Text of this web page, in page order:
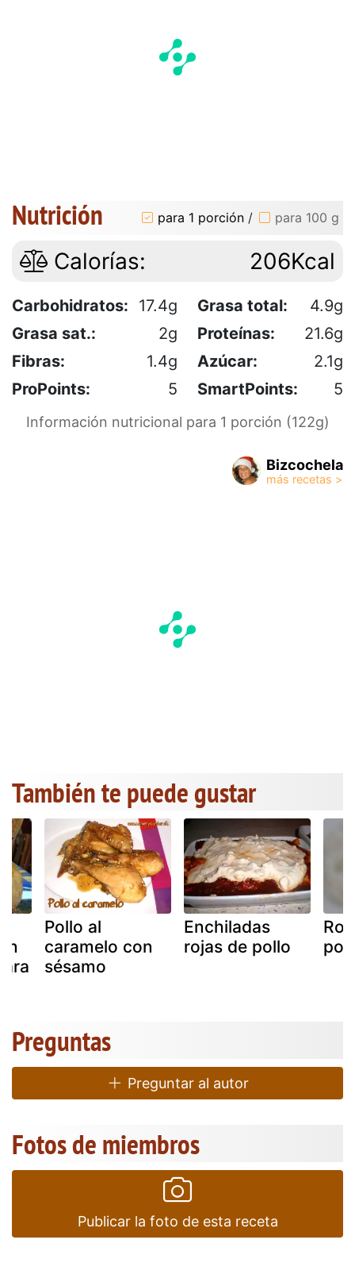
Nutrición para 1 porción / para 100 g
Calorías: 206Kcal
Carbohidratos: 17.4g Grasa total:
4.9g
Grasa sat.:
2g Proteínas:
21.6g
Fibras:
1.4g Azúcar:
2.1g
ProPoints:
5 SmartPoints: 5
Información nutricional para 1 porción (122g)
Bizcochela
También te puede gustar
Pollo al
caramelo con
sésamo
Enchiladas
rojas de pollo
Preguntas
Preguntar al autor
Fotos de miembros
Publicar la foto de esta receta